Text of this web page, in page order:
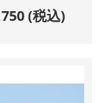
(税込)